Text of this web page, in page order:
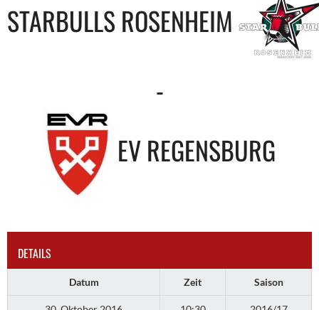
STARBULLS ROSENHEIM
-
EV REGENSBURG
DETAILS
Datum Zeit Saison